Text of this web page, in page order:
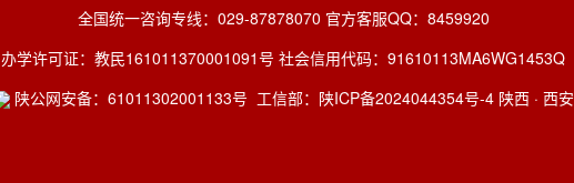
全国统一咨询专线：029-87878070 官方客服QQ：8459920
办学许可证：教民161011370001091号 社会信用代码：91610113MA6WG1453Q
陕公网安备：61011302001133号 工信部：陕ICP备2024044354号-4 陕西 · 西安